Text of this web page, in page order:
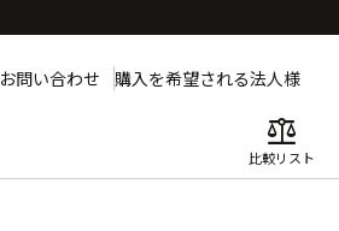
お問い合わせ 購入を希望される法人様
balance
比較リスト